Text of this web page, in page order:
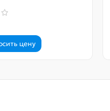
цену